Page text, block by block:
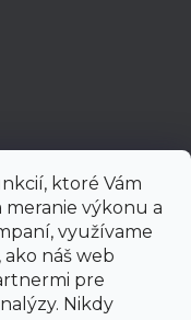
ktoré Vám
výkonu a
využívame
náš web
pre
Nikdy